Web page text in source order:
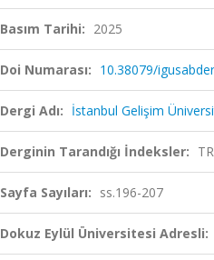
Basım Tarihi: 2025
Doi Numarası: 10.38079/
Dergi Adı: İstanbul Gelişim
Derginin Tarandığı İndeksler:
Sayfa Sayıları: ss.196-207
Dokuz Eylül Üniversitesi Adresli: